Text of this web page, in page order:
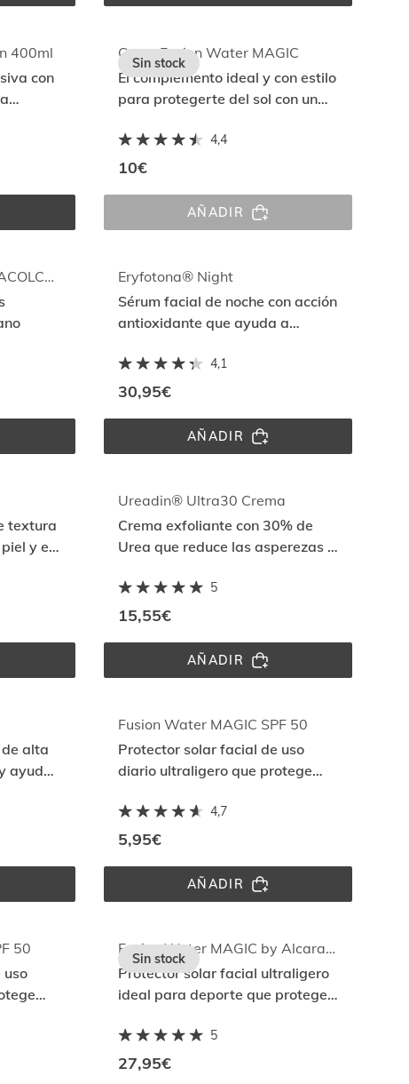
WATER
SPF
400ml
con
Gorra Fusion Water MAGIC
El complemento ideal y con estilo
para protegerte del sol con un
4,4
10€
Sin stock
AÑADIRGORRA
FUSION
NECESER PICK & PACK ACOLCHADO
Eryfotona® Night
Sérum facial de noche con acción
antioxidante que ayuda a
con Night Repairsomes
4,1
30,95€
AÑADIRERYFOTONA®
NIGHT
textura
y es
Ureadin® Ultra30 Crema
Crema exfoliante con 30% de
Urea que reduce las asperezas y
en pies, manos, codos y rodillas
5
15,55€
AÑADIRUREADIN®
ULTRA30
alta
ayuda
Fusion Water MAGIC SPF 50
Protector solar facial de uso
diario ultraligero que protege
Spectrum
4,7
5,95€
AÑADIRFUSION
WATER
50
50
uso
Fusion Water MAGIC by Alcaraz x Roland-Garros SPF 50
Protector solar facial ultraligero
ideal para deporte que protege
5
27,95€
Sin stock